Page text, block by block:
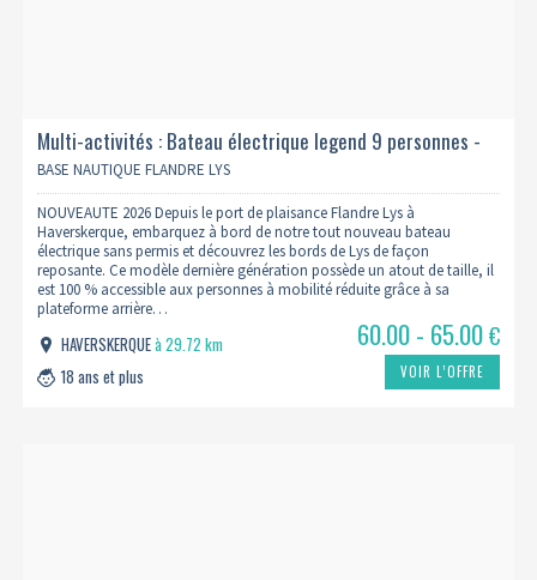
Multi-activités : Bateau électrique legend 9 personnes -
1h00
BASE NAUTIQUE FLANDRE LYS
NOUVEAUTE 2026 Depuis le port de plaisance Flandre Lys à
Haverskerque, embarquez à bord de notre tout nouveau bateau
électrique sans permis et découvrez les bords de Lys de façon
reposante. Ce modèle dernière génération possède un atout de taille, il
est 100 % accessible aux personnes à mobilité réduite grâce à sa
plateforme arrière…
HAVERSKERQUEà 29.72 km
18 ans et plus
60.00 - 65.00€
VOIR L’OFFRE